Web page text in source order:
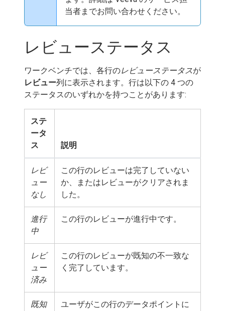
当者までお問い合わせください。
レビューステータス
ワークベンチでは、各行のレビューステータスが
レビュー列に表示されます。行は以下の 4 つの
ステータスのいずれかを持つことがあります:
ステ
ータ
ス
説明
レビ
ュー
なし
この行のレビューは完了していない
か、またはレビューがクリアされま
した。
進行
中
この行のレビューが進行中です。
レビ
ュー
済み
この行のレビューが既知の不一致な
く完了しています。
既知
ユーザがこの行のデータポイントに